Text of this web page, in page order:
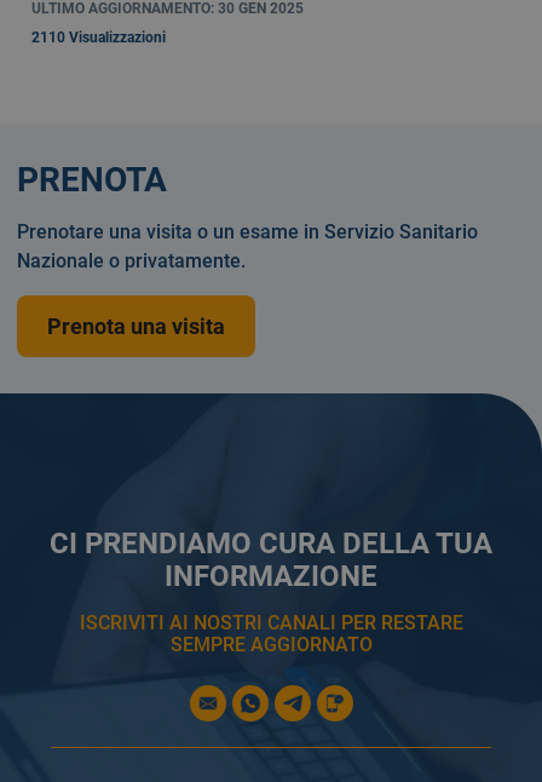
ULTIMO AGGIORNAMENTO: 30 GEN 2025
2110 Visualizzazioni
CI PRENDIAMO CURA DELLA TUA
INFORMAZIONE
ISCRIVITI AI NOSTRI CANALI PER RESTARE
SEMPRE AGGIORNATO
PRENOTA
Prenotare una visita o un esame in Servizio Sanitario
Nazionale o privatamente.
Prenota una visita